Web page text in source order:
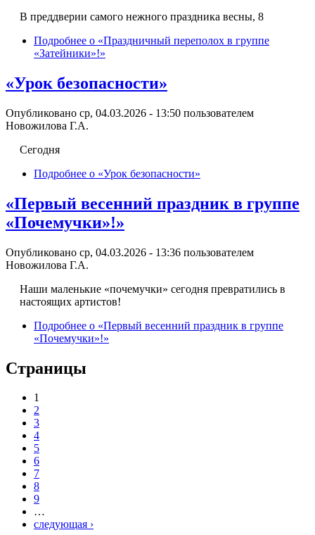
В преддверии самого нежного праздника весны, 8
Подробнее о «Праздничный переполох в группе
«Затейники»!»
«Урок безопасности»
Опубликовано ср, 04.03.2026 - 13:50 пользователем
Новожилова Г.А.
Сегодня
Подробнее о «Урок безопасности»
«Первый весенний праздник в группе
«Почемучки»!»
Опубликовано ср, 04.03.2026 - 13:36 пользователем
Новожилова Г.А.
Наши маленькие «почемучки» сегодня превратились в
настоящих артистов!
Подробнее о «Первый весенний праздник в группе
«Почемучки»!»
Страницы
1
2
3
4
5
6
7
8
9
…
следующая ›